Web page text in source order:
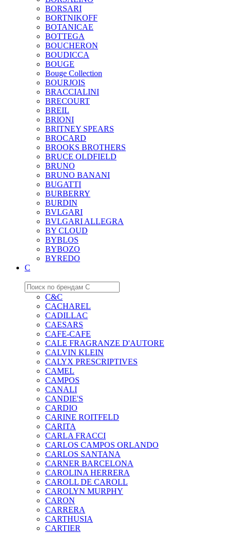
BORSARI
BORTNIKOFF
BOTANICAE
BOTTEGA
BOUCHERON
BOUDICCA
BOUGE
Bouge Collection
BOURJOIS
BRACCIALINI
BRECOURT
BREIL
BRIONI
BRITNEY SPEARS
BROCARD
BROOKS BROTHERS
BRUCE OLDFIELD
BRUNO
BRUNO BANANI
BUGATTI
BURBERRY
BURDIN
BVLGARI
BVLGARI ALLEGRA
BY CLOUD
BYBLOS
BYBOZO
BYREDO
C
C&C
CACHAREL
CADILLAC
CAESARS
CAFE-CAFE
CALE FRAGRANZE D'AUTORE
CALVIN KLEIN
CALYX PRESCRIPTIVES
CAMEL
CAMPOS
CANALI
CANDIE'S
CARDIO
CARINE ROITFELD
CARITA
CARLA FRACCI
CARLOS CAMPOS ORLANDO
CARLOS SANTANA
CARNER BARCELONA
CAROLINA HERRERA
CAROLL DE CAROLL
CAROLYN MURPHY
CARON
CARRERA
CARTHUSIA
CARTIER